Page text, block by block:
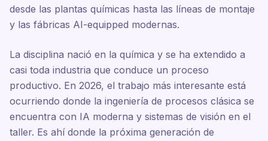
desde las plantas químicas hasta las líneas de montaje
y las fábricas AI-equipped modernas.
La disciplina nació en la química y se ha extendido a
casi toda industria que conduce un proceso
productivo. En 2026, el trabajo más interesante está
ocurriendo donde la ingeniería de procesos clásica se
encuentra con IA moderna y sistemas de visión en el
taller. Es ahí donde la próxima generación de